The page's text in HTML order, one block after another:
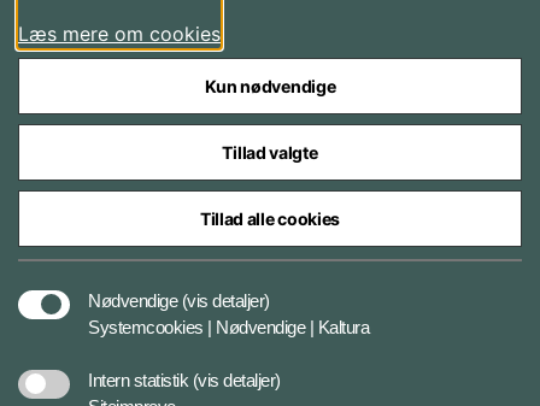
Styrelser og myndigheder under Forsvarsministeriet
Læs mere om cookies
Kun nødvendige
Tillad valgte
Tillad alle cookies
Nødvendige (vis detaljer)
Systemcookies | Nødvendige | Kaltura
Intern statistik (vis detaljer)